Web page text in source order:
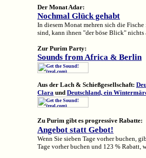
Der Monat Adar:
Nochmal Glück gehabt
In diesem Monat mehren sich die
sind, kann ihnen "der böse Blick" nichts
Zur Purim Party:
Sounds from Africa & Berlin
Aus der Lach & Schießgesellschaft:
Clara und Deutschland, ein
Zu Purim gibt es progressive Rabatte:
Angebot statt Gebot!
Wenn Sie sieben Tage vorher buchen,
Tage vorher buchen und 123 % Rabatt,